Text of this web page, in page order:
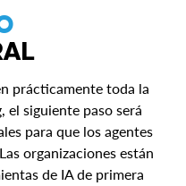
prácticamente toda la
el siguiente paso será
para que los agentes
organizaciones están
de IA de primera